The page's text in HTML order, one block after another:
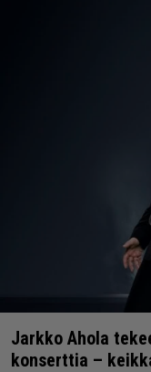
Jarkko Ahola
konserttia –